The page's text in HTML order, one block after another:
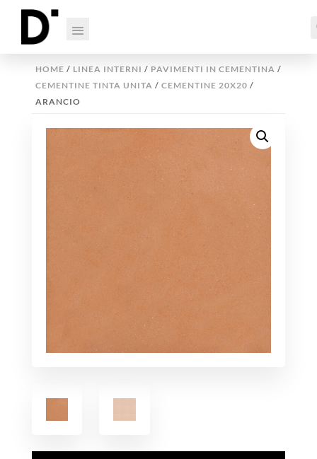
HOME / LINEA INTERNI / PAVIMENTI IN CEMENTINA /
CEMENTINE TINTA UNITA / CEMENTINE 20X20 /
ARANCIO